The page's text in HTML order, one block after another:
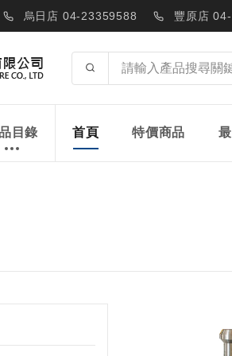
烏日店 04-23359588 豐原店
目錄 首頁 特價商品